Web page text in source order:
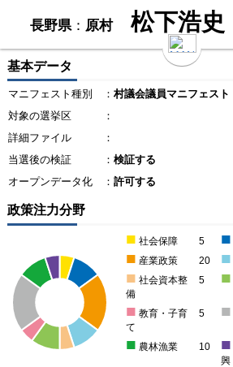
長野県： 原村 松下浩史
基本データ
マニフェスト種別 ： 村議会議員マニフェスト
対象の選挙区
：
詳細ファイル
：
当選後の検証
： 検証する
オープンデータ化
： 許可する
政策注力分野
■ 社会保障 5 ■
■ 産業政策 20 ■
■ 社会資本整
備
5 ■
■ 教育・子育
て
5 ■
■ 農林漁業 10 ■
興